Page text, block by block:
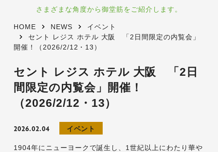
さまざまな角度から御堂筋をご紹介します。
HOME NEWS
イベント
セント レジス ホテル 大阪 「2日間限定の内覧会」
開催！（2026/2/12・13）
セント レジス ホテル 大阪 「2日
間限定の内覧会」開催！
（2026/2/12・13）
2026.02.04 イベント
1904年にニューヨークで誕生し、1世紀以上にわたり華や